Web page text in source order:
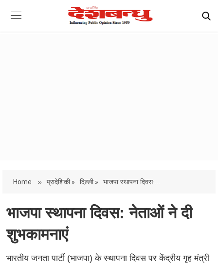
Home » प्रादेशिकी » दिल्ली » भाजपा स्थापना दिवस:...
भाजपा स्थापना दिवस: नेताओं ने दी
शुभकामनाएं
भारतीय जनता पार्टी (भाजपा) के स्थापना दिवस पर केंद्रीय गृह मंत्री